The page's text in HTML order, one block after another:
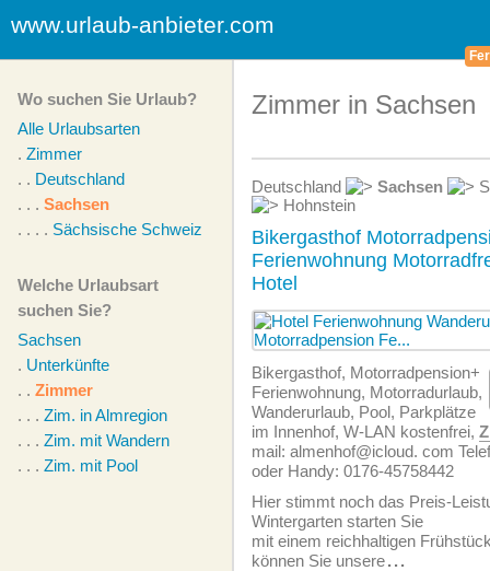
www.urlaub-anbieter.com
Wo suchen Sie Urlaub?
Alle Urlaubsarten
. Zimmer
. . Deutschland
. . . Sachsen
. . . . Sächsische Schweiz
Welche Urlaubsart
suchen Sie?
Sachsen
. Unterkünfte
. . Zimmer
. . . Zim. in Almregion
. . . Zim. mit Wandern
. . . Zim. mit Pool
Zimmer in Sachsen
Deutschland Sachsen
Hohnstein
Bikergasthof
Ferienwohnung
Hotel
Bikergasthof, Motorradpension+
Ferien­wohnung, Motorradurlaub,
Wanderurlaub, Pool, Parkplätze
im Innenhof, W-LAN kostenfrei,
mail: almenhof@icloud. com
oder Handy: 0176-45758442
Hier stimmt noch das Preis-
Wintergarten starten Sie
mit einem reichhaltigen
können Sie unsere...